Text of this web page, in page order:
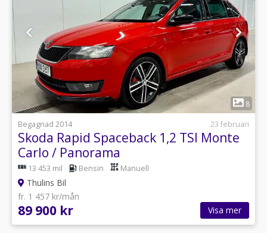
1
8
Begagnad 2014
23 februari
Skoda Rapid Spaceback 1,2 TSI Monte
Carlo / Panorama
13 453 mil Bensin Manuell
Thulins Bil
fr. 1 457 kr/mån
89 900 kr Visa mer